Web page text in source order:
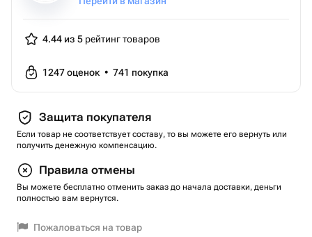
4.44 из 5 рейтинг товаров
1247оценок • 741 покупка
Защита покупателя
Если товар не соответствует составу, то вы можете его вернуть или
получить денежную компенсацию.
Правила отмены
Вы можете бесплатно отменить заказ до начала доставки, деньги
полностью вам вернутся.
Пожаловаться на товар